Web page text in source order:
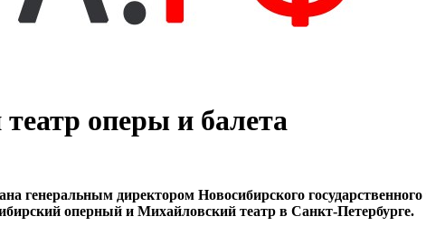
оперы и балета
директором Новосибирского
оперный и Михайловский театр в Санкт-Петербурге.